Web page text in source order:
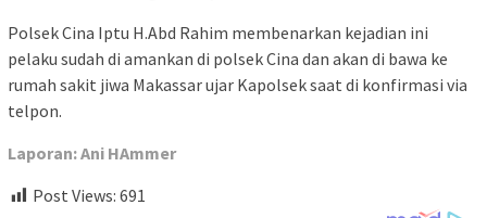
Polsek Cina Iptu H.Abd Rahim membenarkan kejadian ini
pelaku sudah di amankan di polsek Cina dan akan di bawa ke
rumah sakit jiwa Makassar ujar Kapolsek saat di konfirmasi via
telpon.
Laporan: Ani HAmmer
Post Views: 691